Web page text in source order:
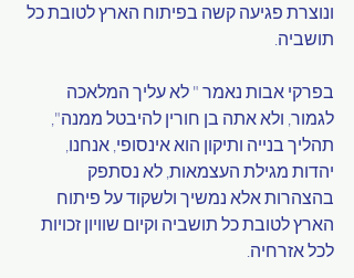
ונוצרת פגיעה קשה בפיתוח הארץ לטובת כל
תושביה.
בפרקי אבות נאמר " לא עליך המלאכה
לגמור, ולא אתה בן חורין להיבטל ממנה",
תהליך בנייה ותיקון הוא אינסופי, אנחנו,
יהדות מגילת העצמאות, לא נסתפק
בהצהרות אלא נמשיך ולשקוד על פיתוח
הארץ לטובת כל תושביה וקיום שוויון זכויות
לכל אזרחיה.